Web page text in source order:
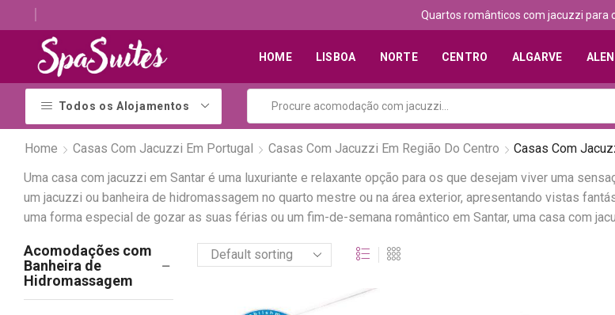
Quartos românticos com jacuzzi para
HOME LISBOA NORTE CENTRO ALGARVE
Todos os Alojamentos
Home Casas Com Jacuzzi Em Portugal Casas Com Jacuzzi Em Região Do Centro Casas Com
Uma casa com jacuzzi em Santar é uma luxuriante e relaxante opção para os que desejam viver uma
um jacuzzi ou banheira de hidromassagem no quarto mestre ou na área exterior, apresentando vistas
uma forma especial de gozar as suas férias ou um fim-de-semana romântico em Santar, uma casa com
Acomodações com
Banheira de
Hidromassagem